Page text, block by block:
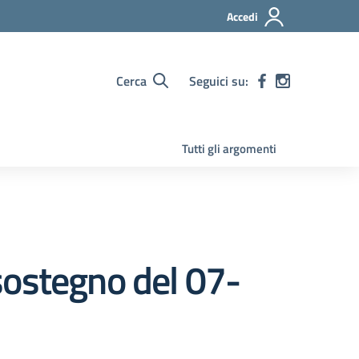
Accedi
Cerca Seguici su:
Tutti gli argomenti
del 07-